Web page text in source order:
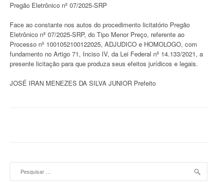
Pregão Eletrônico nº 07/2025-SRP
Face ao constante nos autos do procedimento licitatório Pregão
Eletrônico nº 07/2025-SRP, do Tipo Menor Preço, referente ao
Processo nº 1001052100122025, ADJUDICO e HOMOLOGO, com
fundamento no Artigo 71, Inciso IV, da Lei Federal nº 14.133/2021, a
presente licitação para que produza seus efeitos jurídicos e legais.
JOSÉ IRAN MENEZES DA SILVA JUNIOR Prefeito